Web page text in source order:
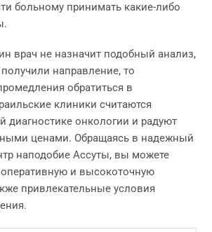
больному принимать какие-либо
врач не назначит подобный анализ,
направление, то
обратиться в
клиники считаются
диагностике онкологии и радуют
ценами. Обращаясь в надежный
наподобие Ассуты, вы можете
и высокоточную
привлекательные условия